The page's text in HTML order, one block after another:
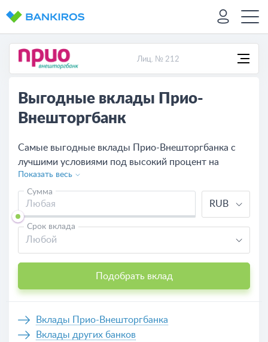
Лиц. № 212
Выгодные вклады Прио-
Внешторгбанк
Самые выгодные вклады Прио-Внешторгбанка с
лучшими условиями под высокий процент на
сегодня. Посмотрите предложения банков,
оставьте онлайн-заявку на выгодный вклад или
сравните с другими банками.
Показать весь
Сумма
RUB
Срок вклада
Любой
Подобрать вклад
Вклады Прио-Внешторгбанка
Вклады других банков